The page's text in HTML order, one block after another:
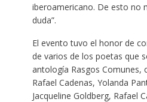
iberoamericano. De esto no
duda”.
El evento tuvo el honor de
de varios de los poetas que
antología Rasgos Comunes,
Rafael Cadenas, Yolanda
Jacqueline Goldberg, Rafael